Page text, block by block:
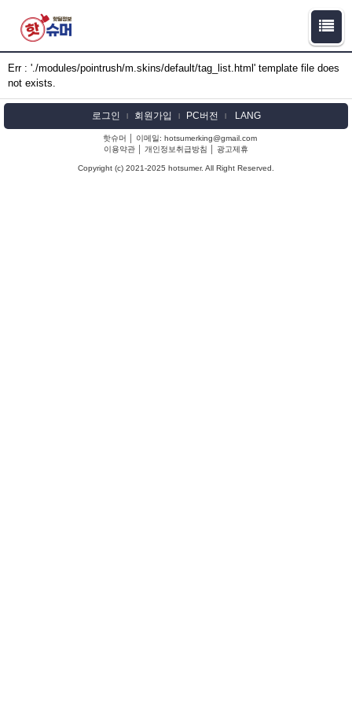
Err : './modules/pointrush/m.skins/default/tag_list.html' template file does
not exists.
로그인 l 회원가입 l PC버전 l LANG
핫슈머 │ 이메일: hotsumerking@gmail.com
이용약관
개인정보취급방침 광고제휴
Copyright (c) 2021-2025 hotsumer. All Right Reserved.